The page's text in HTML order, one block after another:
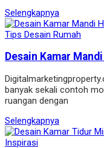
Selengkapnya
Tips Desain Rumah
Desain Kamar
banyak sekali contoh
ruangan dengan
Selengkapnya